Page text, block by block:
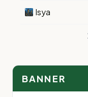
Isya
BANNER